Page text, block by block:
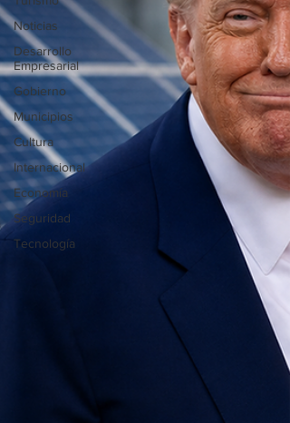
Noticias
Desarrollo
Empresarial
Gobierno
Municipios
Cultura
Internacional
Economía
Seguridad
Tecnología